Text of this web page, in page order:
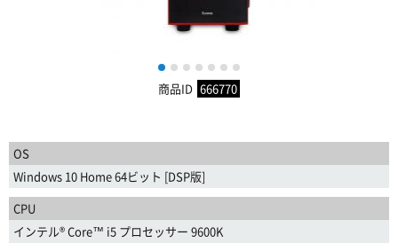
1 2 3 4 5 6
商品ID 666770
OS
Windows 10 Home 64ビット [DSP版]
CPU
インテル® Core™ i5 プロセッサー 9600K